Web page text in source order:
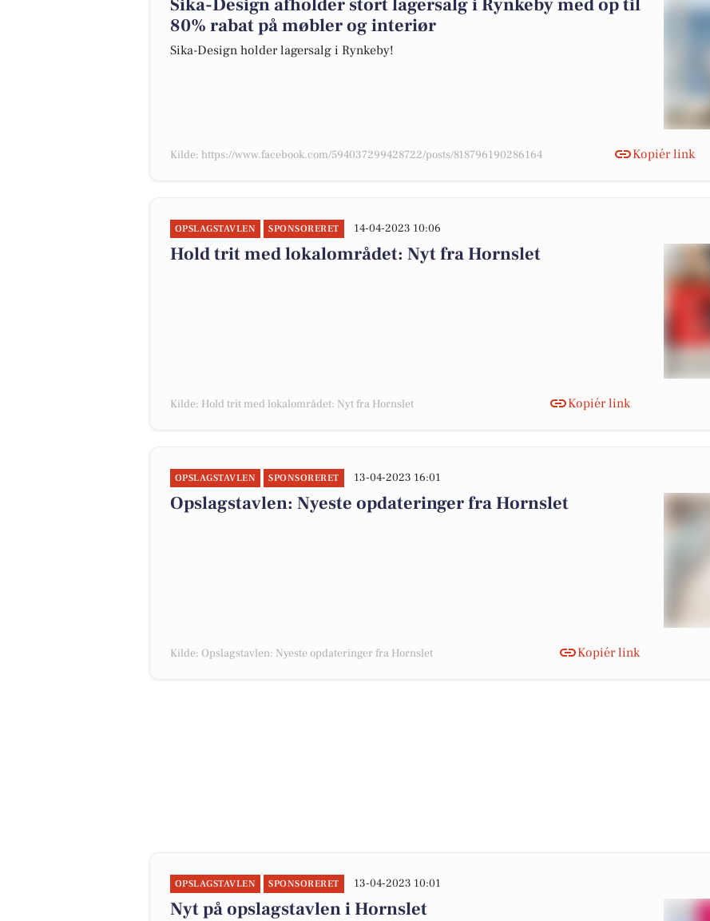
Sika-Design afholder stort lagersalg i Rynkeby med op til
80% rabat på møbler og interiør
Sika-Design holder lagersalg i Rynkeby!
Kilde: https://www.facebook.com/594037299428722/posts/818796190286164 Kopiér link
OPSLAGSTAVLEN SPONSORERET 14-04-2023 10:06
Hold trit med lokalområdet: Nyt fra Hornslet
Kilde: Hold trit med lokalområdet: Nyt fra Hornslet Kopiér link
OPSLAGSTAVLEN SPONSORERET 13-04-2023 16:01
Opslagstavlen: Nyeste opdateringer fra Hornslet
Kilde: Opslagstavlen: Nyeste opdateringer fra Hornslet Kopiér link
OPSLAGSTAVLEN SPONSORERET 13-04-2023 10:01
Nyt på opslagstavlen i Hornslet